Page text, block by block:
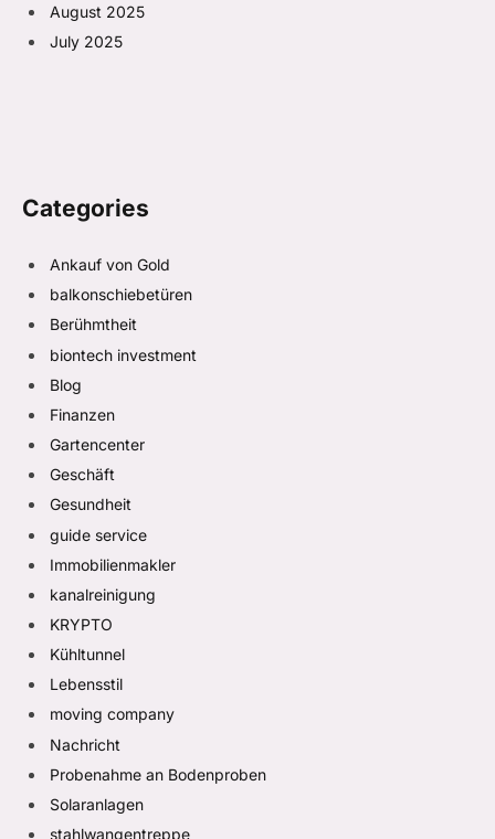
August 2025
July 2025
Categories
Ankauf von Gold
balkonschiebetüren
Berühmtheit
biontech investment
Blog
Finanzen
Gartencenter
Geschäft
Gesundheit
guide service
Immobilienmakler
kanalreinigung
KRYPTO
Kühltunnel
Lebensstil
moving company
Nachricht
Probenahme an Bodenproben
Solaranlagen
stahlwangentreppe